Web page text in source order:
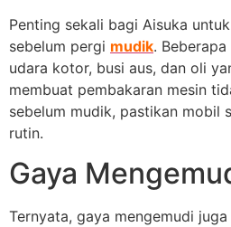
Penting sekali bagi Aisuka
sebelum pergi mudik.
udara kotor, busi aus, dan oli
membuat pembakaran mesin
sebelum mudik, pastikan mobil
rutin.
Gaya
Ternyata, gaya mengemudi